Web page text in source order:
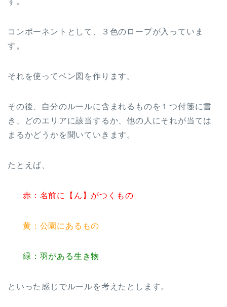
コンポーネントとして、３色のロープが入っていま
す。
それを使ってベン図を作ります。
その後、自分のルールに含まれるものを１つ付箋に書
き、どのエリアに該当するか、他の人にそれが当ては
まるかどうかを聞いていきます。
たとえば、
赤：名前に【ん】がつくもの
黄：公園にあるもの
緑：羽がある生き物
といった感じでルールを考えたとします。